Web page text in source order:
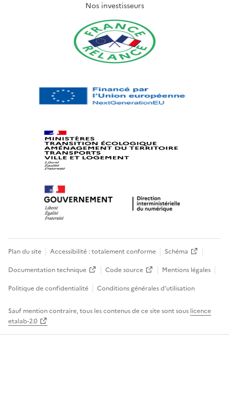
Nos investisseurs
Plan du site Accessibilité : totalement conforme
Schéma
Documentation technique
Code source
Mentions légales
Politique de confidentialité
Conditions générales d’utilisation
Sauf mention contraire, tous les contenus de ce site sont sous licence
etalab-2.0